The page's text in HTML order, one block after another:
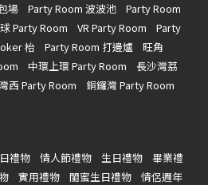
場 Party Room 波波池
Party Room
Party Room VR Party Room
Party
枱 Party Room 打邊爐
旺角
中環上環 Party Room
長沙灣荔
西 Party Room
銅鑼灣 Party Room
禮物 情人節禮物 生日禮物
畢業禮
實用禮物 閨蜜生日禮物
情侶週年